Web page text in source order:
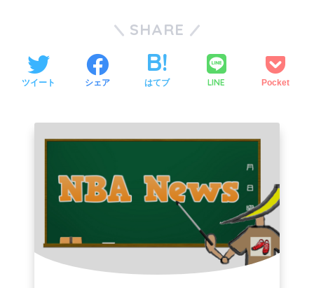
SHARE
ツイート シェア はてブ LINE Pocket